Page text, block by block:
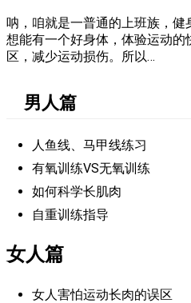
呐，咱就是一普通的上班族，健
想能有一个好身体，体验运动
区，减少运动损伤。所以…
男人篇
人鱼线、马甲线练习
有氧训练VS无氧训练
如何科学长肌肉
自重训练指导
女人篇
女人害怕运动长肉的误区